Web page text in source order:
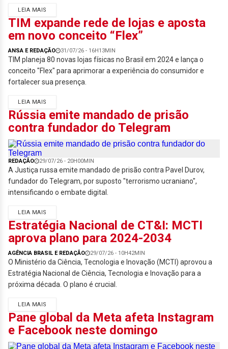
LEIA MAIS
TIM expande rede de lojas e aposta
em novo conceito “Flex”
ANSA E REDAÇÃO 31/07/26 - 16H13MIN
TIM planeja 80 novas lojas físicas no Brasil em 2024 e lança o
conceito "Flex" para aprimorar a experiência do consumidor e
fortalecer sua presença.
LEIA MAIS
Rússia emite mandado de prisão
contra fundador do Telegram
REDAÇÃO 29/07/26 - 20H00MIN
A Justiça russa emite mandado de prisão contra Pavel Durov,
fundador do Telegram, por suposto "terrorismo ucraniano",
intensificando o embate digital.
LEIA MAIS
Estratégia Nacional de CT&I: MCTI
aprova plano para 2024-2034
AGÊNCIA BRASIL E REDAÇÃO 29/07/26 - 10H42MIN
O Ministério da Ciência, Tecnologia e Inovação (MCTI) aprovou a
Estratégia Nacional de Ciência, Tecnologia e Inovação para a
próxima década. O plano é crucial.
LEIA MAIS
Pane global da Meta afeta Instagram
e Facebook neste domingo